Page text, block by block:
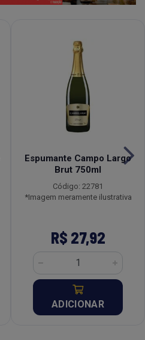
Espumante Campo Largo
Brut 750ml
Código: 22781
*Imagem meramente ilustrativa
R$ 27,92
ADICIONAR